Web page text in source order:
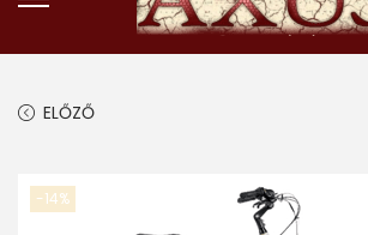
S
n
S
c
ELŐZŐ
-14%